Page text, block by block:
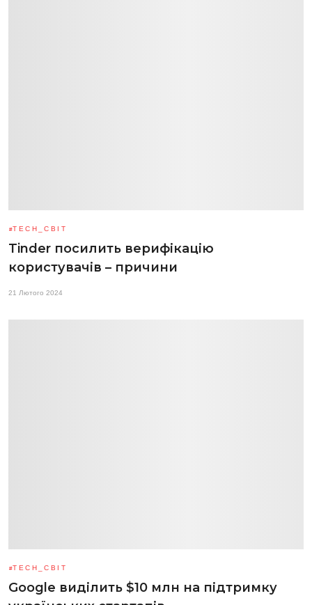
TECH_СВІТ
Tinder посилить верифікацію
користувачів – причини
21 Лютого 2024
TECH_СВІТ
Google виділить $10 млн на підтримку